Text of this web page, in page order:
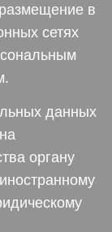
в
сетях
данных
органу